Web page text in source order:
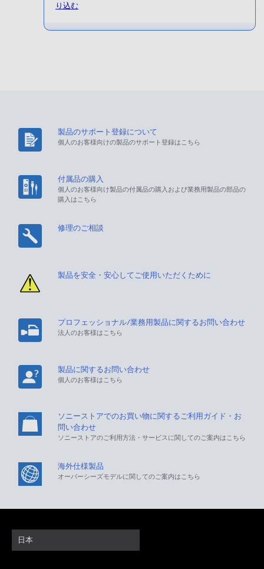
り込む
製品のサポート登録について
個人のお客様向けの製品のサポート登録はこちら
付属品の購入
個人のお客様向け製品の付属品の購入および業務用製品の部品の
購入はこちら
修理のご相談
製品を安全・安心してご使用いただくために
プロフェッショナル/業務用製品に関するお問い合わせ
法人のお客様はこちら
製品に関するお問い合わせ
個人のお客様はこちら
ソニーストアでのお買い物に関するご利用ガイド・お
問い合わせ
ソニーストアのご利用方法・サービスに関してのご案内はこちら
海外仕様製品
オーバーシーズモデルに関してのご案内はこちら
日本